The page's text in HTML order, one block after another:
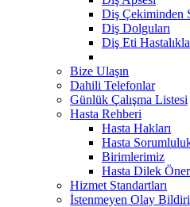
Diş Çekiminden
Diş Dolguları
Diş Eti
Bize Ulaşın
Dahili Telefonlar
Günlük Çalışma Listesi
Hasta Rehberi
Hasta Hakları
Hasta
Birimlerimiz
Hasta Dilek
Hizmet Standartları
İstenmeyen Olay